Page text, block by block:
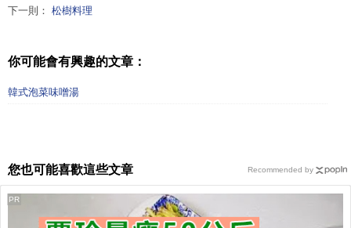
下一則： 松樹料理
你可能會有興趣的文章：
韓式泡菜味噌湯
您也可能喜歡這些文章
PR
Recommended by